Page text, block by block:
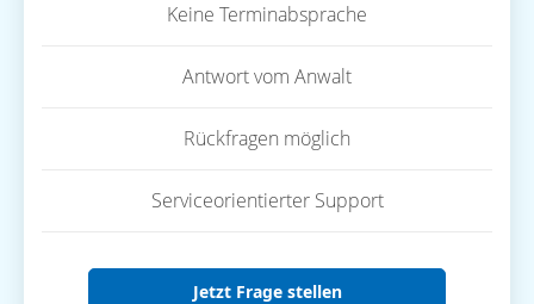
Keine Terminabsprache
Antwort vom Anwalt
Rückfragen möglich
Serviceorientierter Support
Jetzt Frage stellen